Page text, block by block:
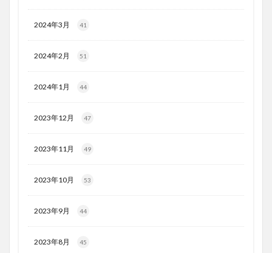
2024年3月 41
2024年2月 51
2024年1月 44
2023年12月 47
2023年11月 49
2023年10月 53
2023年9月 44
2023年8月 45